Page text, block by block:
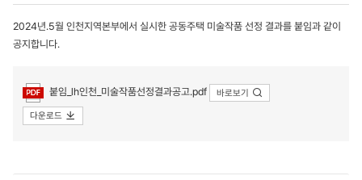
2024년.5월 인천지역본부에서 실시한 공동주택 미술작품 선정 결과를 붙임과 같이
공지합니다.
첨부파일
붙임_lh인천_미술작품선정결과공고.pdf
바로보기
다운로드